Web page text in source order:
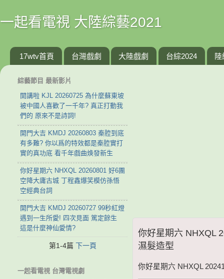
一起看電視 大陸綜藝2021
17wtv首頁 台灣戲劇 大陸戲劇 台綜2024 陸
你好星期六 NHXQL
濕髮造型
你好星期六 NHXQL
綜藝節目 最新影片
開講啦 KJL 20260725 為什麼蘇東坡
被中國人喜歡了一千年? 真正打動我
們的 原來不是詩詞!
開門大吉 KMDJ 20260803 秦腔到底
有多難? 你以爲的特效都是秦腔實打
實的真功底 看千年戲曲焕發新生
你好星期六 NHXQL 20260801 好6團
空降大庸古城 丁程鑫爆笑模仿孫悟
空經典台詞
開門大吉 KMDJ 20260727 99秒紅燈
遇到一生所愛! 四次見面 篤定餘生
這是什麼神仙愛情?
第1-4篇 下一頁
一起看電視 台灣電視劇